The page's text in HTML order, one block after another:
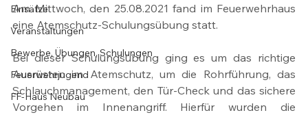
Einsätze
Veranstaltungen
Bewerbe, Übungen, Schulungen
Feuerwehrjugend
FF-Haus Neubau
Am Mittwoch, den 25.08.2021 fand im Feuerwehrhaus
eine Atemschutz-Schulungsübung statt.
Bei dieser Schulungsübung ging es um das richtige
Ausrüsten im Atemschutz, um die Rohrführung, das
Schlauchmanagement, den Tür-Check und das sichere
Vorgehen im Innenangriff. Hierfür wurden die